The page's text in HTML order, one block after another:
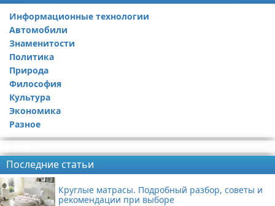
Информационные технологии
Автомобили
Знаменитости
Политика
Природа
Философия
Культура
Экономика
Разное
Последние статьи
Круглые матрасы. Подробный разбор, советы и
рекомендации при выборе